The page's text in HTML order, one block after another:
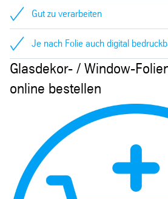
Gut zu verarbeiten
Je nach Folie auch digital
Glasdekor- / Window-
online bestellen